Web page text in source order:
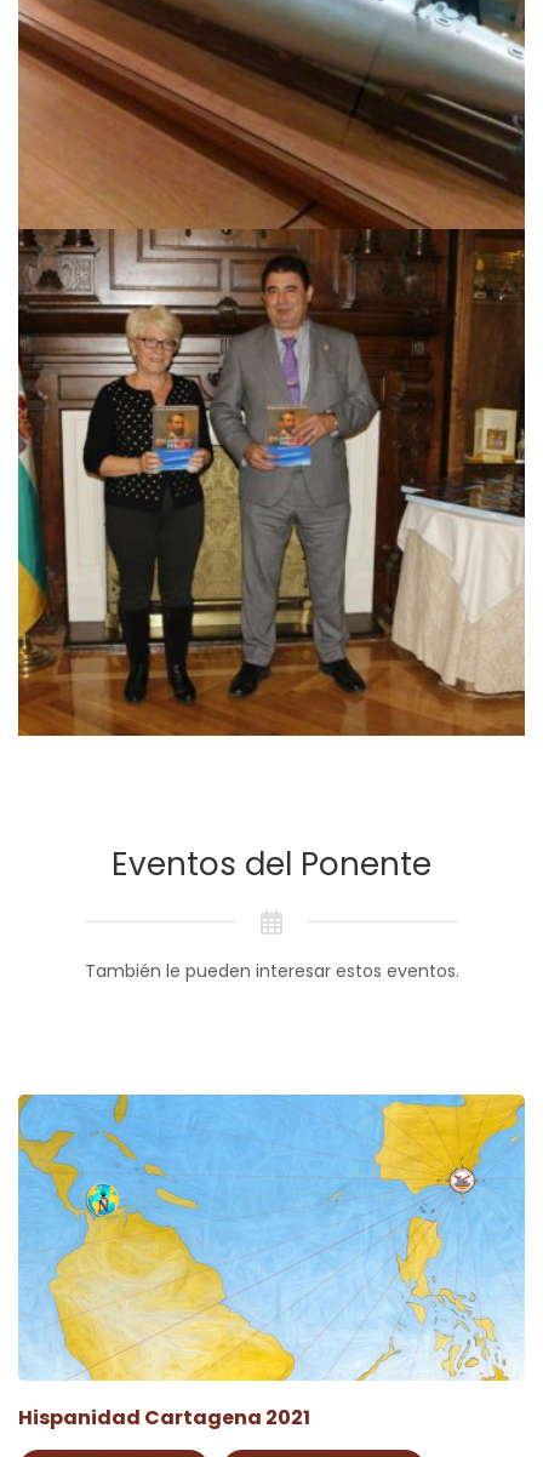
Eventos del Ponente
También le pueden interesar estos eventos.
Hispanidad Cartagena 2021